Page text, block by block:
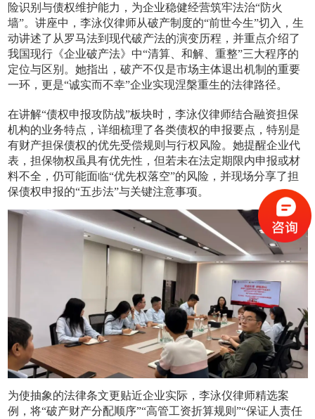
险识别与债权维护能力，为企业稳健经营筑牢法治“防火
墙”。讲座中，李泳仪律师从破产制度的“前世今生”切入，生
动讲述了从罗马法到现代破产法的演变历程，并重点介绍了
我国现行《企业破产法》中“清算、和解、重整”三大程序的
定位与区别。她指出，破产不仅是市场主体退出机制的重要
一环，更是“诚实而不幸”企业实现涅槃重生的法律路径。
在讲解“债权申报攻防战”板块时，李泳仪律师结合融资担保
机构的业务特点，详细梳理了各类债权的申报要点，特别是
有财产担保债权的优先受偿规则与行权风险。她提醒企业代
表，担保物权虽具有优先性，但若未在法定期限内申报或材
料不全，仍可能面临“优先权落空”的风险，并现场分享了担
保债权申报的“五步法”与关键注意事项。
为使抽象的法律条文更贴近企业实际，李泳仪律师精选案
例，将“破产财产分配顺序”“高管工资折算规则”“保证人责任